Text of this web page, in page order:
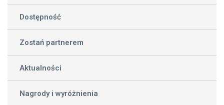
Dostępność
Zostań partnerem
Aktualności
Nagrody i wyróżnienia